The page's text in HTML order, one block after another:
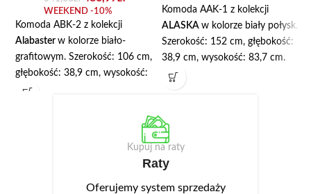
WEEKEND -10%
Komoda ABK-2 z kolekcji
Alabaster w kolorze biało-
grafitowym. Szerokość: 106 cm,
głębokość: 38,9 cm, wysokość:
83,7 cm. Wyposażona została w
części oraz dwudrzwiową szafkę
półki. Korpusy wykonane są z
laminowanej o zwiększonej
Komoda AAK-1 z kolekcji
ALASKA w kolorze biały połysk.
Szerokość: 152 cm, głębokość:
38,9 cm, wysokość: 83,7 cm.
Komoda posiada trzy szuflady i
trzy szafki z półką. Korpus
płyty laminowanej o grubości 16
mm. We frontach wykonano
podchwyty ułatwiające
otwieranie. Opcjonalnie można
dokupić oświetlenie LED NEO-
Kupuj na raty
Raty
Oferujemy system sprzedaży